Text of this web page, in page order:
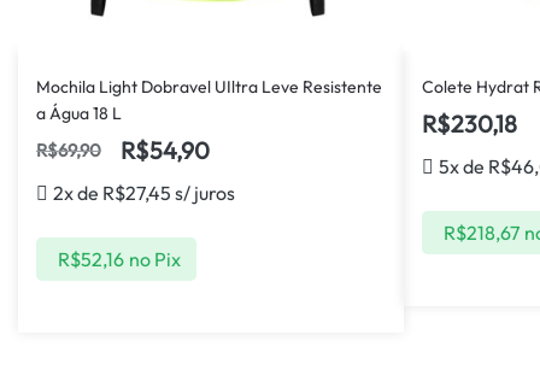
Mochila Light Dobravel UIltra Leve Resistente
a Água 18 L
R$69,90 R$54,90
2x de R$27,45 s/ juros
R$52,16 no Pix
Colete Hydrat
R$230,18
5x de R$
R$218,67